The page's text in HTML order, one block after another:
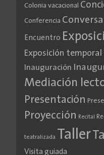
Colonia vacacional
Conferencia
Encuentro
Exposición temporal
Inauguración
Mediación
Presentación
Proyección Recital
teatralizada Taller
Visita guiada